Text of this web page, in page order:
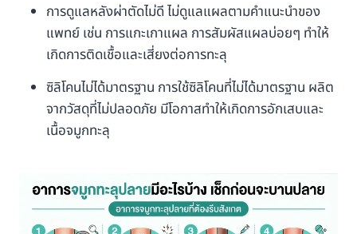
การดูแลหลังผ่าตัดไม่ดี ไม่ดูแลแผลตามคำแนะนำของ
แพทย์ เช่น การแกะเกาแผล การสัมผัสแผลบ่อยๆ ทำให้
เกิดการติดเชื้อและเสี่ยงต่อการทะลุ
ซิลิโคนไม่ได้มาตรฐาน การใช้ซิลิโคนที่ไม่ได้มาตรฐาน ผลิต
จากวัสดุที่ไม่ปลอดภัย มีโอกาสทำให้เกิดการอักเสบและ
เนื้อจมูกทะลุ